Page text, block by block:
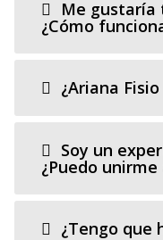
Me gustaría
¿Cómo
¿Ariana
Soy un
¿Puedo
¿Tengo que